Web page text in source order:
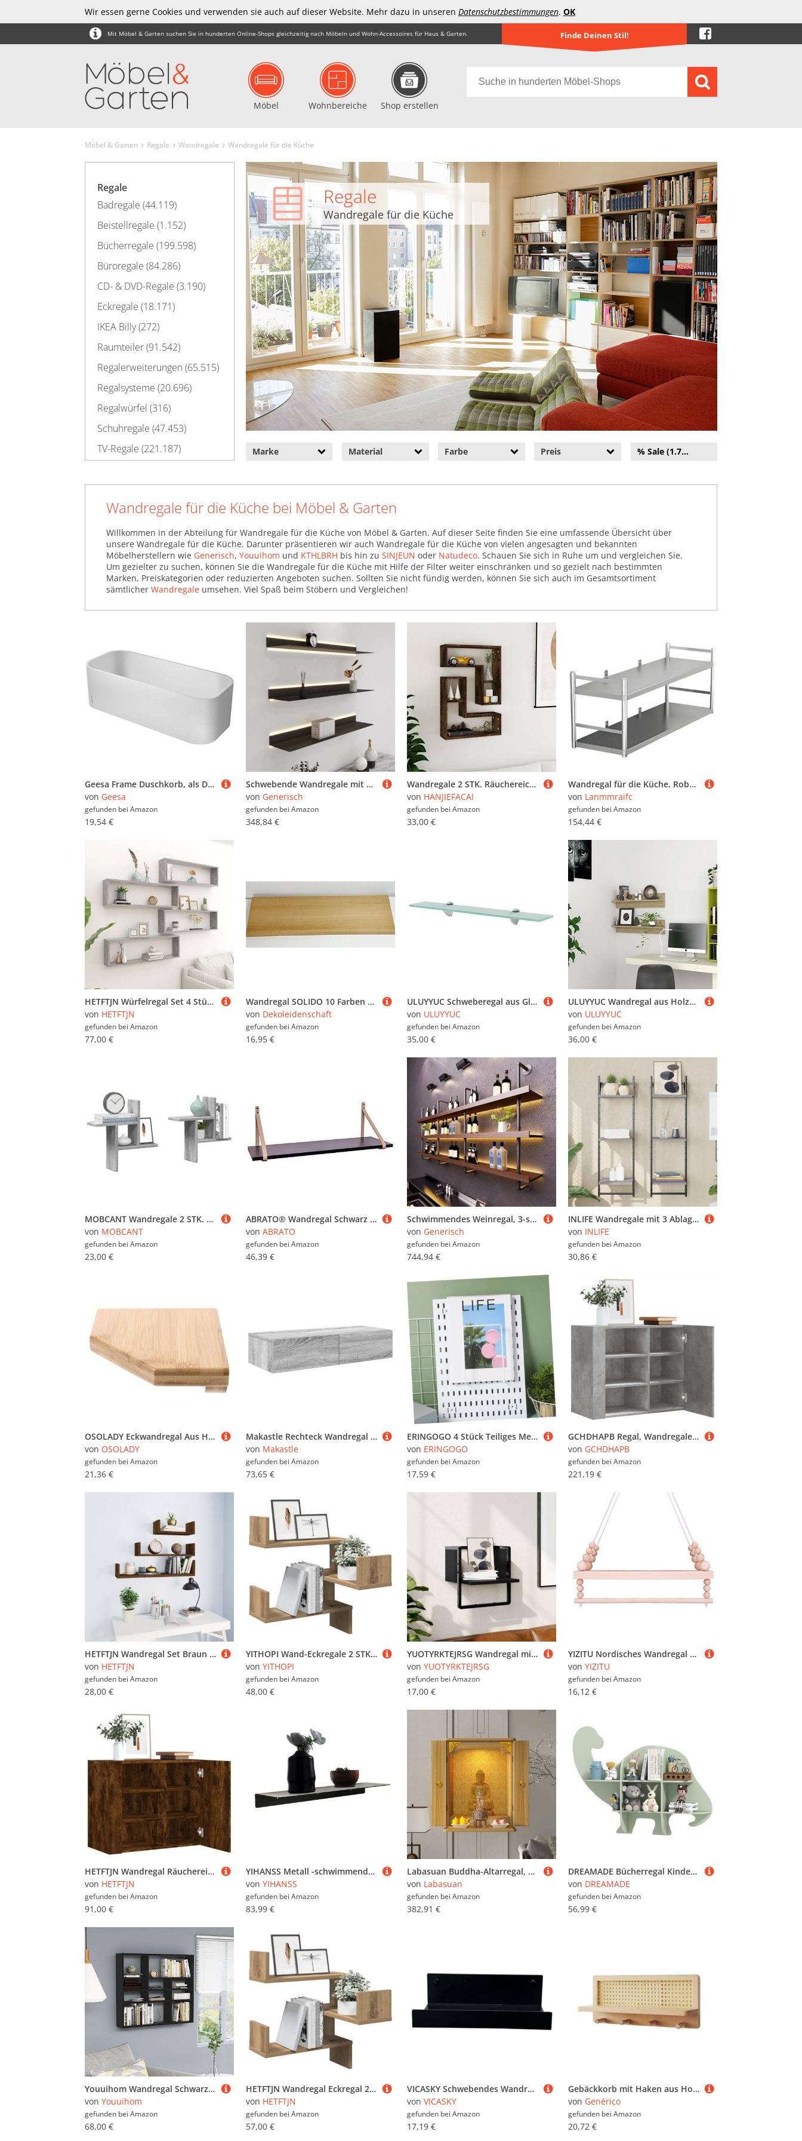
Wir essen gerne Cookies und verwenden sie auch auf dieser Website. Mehr dazu in unseren Datenschutzbestimmungen. OK
Mit Möbel & Garten suchen Sie in hunderten Online-Shops gleichzeitig nach Möbeln und Wohn-Accessoires für Haus & Garten. Finde Deinen Stil!
Möbel Wohnbereiche Shop erstellen
Möbel & Garten Regale Wandregale Wandregale für die Küche
Regale
Badregale (44.119)
Beistellregale (1.152)
Bücherregale (199.598)
Büroregale (84.286)
CD- & DVD-Regale (3.190)
Eckregale (18.171)
IKEA Billy (272)
Raumteiler (91.542)
Regalerweiterungen (65.515)
Regalsysteme (20.696)
Regalwürfel (316)
Schuhregale (47.453)
TV-Regale (221.187)
Schienen für Wandregale (57)
(77.669)
Weinregale (55.011)
Regale
Wandregale für die Küche
Marke Material Farbe Preis % Sale (1.783)
Wandregale für die Küche bei Möbel & Garten
Willkommen in der Abteilung für Wandregale für die Küche von Möbel & Garten. Auf dieser Seite finden Sie eine umfassende Übersicht über
unsere Wandregale für die Küche. Darunter präsentieren wir auch Wandregale für die Küche von vielen angesagten und bekannten
Möbelherstellern wie Generisch, Youuihom und KTHLBRH bis hin zu SINJEUN oder Natudeco. Schauen Sie sich in Ruhe um und vergleichen Sie.
Um gezielter zu suchen, können Sie die Wandregale für die Küche mit Hilfe der Filter weiter einschränken und so gezielt nach bestimmten
Marken, Preiskategorien oder reduzierten Angeboten suchen. Sollten Sie nicht fündig werden, können Sie sich auch im Gesamtsortiment
sämtlicher Wandregale umsehen. Viel Spaß beim Stöbern und Vergleichen!
Geesa Frame Duschkorb, als Duschablage oder Wandregal zu verwenden, Kunststoff, Farbe: Weiß, 250 x 80 x 110 mm
von Geesa
gefunden bei Amazon
19,54 €
Schwebende Wandregale mit eingebauter Beleuchtung für Bücher und Deko-Display im Wohnzimmer
von Generisch
gefunden bei Amazon
348,84 €
Wandregale 2 STK. Räuchereiche Holzwerkstoff 50x15x50 cm Wall Shelves Floating Shelves for Living Room Bedroom Storage Display Books Decor
von HANJIEFACAI
gefunden bei Amazon
33,00 €
Wandregal für die Küche, Robustes schwebendes Regal aus Edelstahl, 2-lagiger Organizer für Töpfe und Pfannen für Gewerbe, Restaurant, Hauswirtschaftsraum, Garage(80X30X55cm)
von Lanmmraifc
gefunden bei Amazon
154,44 €
HETFTJN Würfelregal Set 4 Stück Betongrau 100x15x30 cm aus Holzwerkstoff Schwebendes Wandregal für Bücher Deko und Pflanzen im Wohnzimmer Schlafzimmer oder Flur
von HETFTJN
gefunden bei Amazon
77,00 €
Wandregal SOLIDO 10 Farben 8 Größen, Regalboden Fachboden Regalbrett (buche, 100x20 cm)
von Dekoleidenschaft
gefunden bei Amazon
16,95 €
ULUYYUC Schweberegal aus Glas 60x20 cm mit 8 mm Stärke Schwebendes Wandregal Modernes Design für Wohnzimmer Bad und Schlafzimmer Tragkraft bis 10 kg
von ULUYYUC
gefunden bei Amazon
35,00 €
ULUYYUC Wandregal aus Holzwerkstoff 2 Stück Modernes Design 80 x 11,5 x 18 cm Stilvolle Ablage für Bücher Deko und Sammlerstücke Robustes Wandboard für Wohnzimmer Badezimmer und Küche
von ULUYYUC
gefunden bei Amazon
36,00 €
MOBCANT Wandregale 2 STK. Grau Sonoma 38x12x38 cm Holzwerkstoff, Bücherregal Wand Regalbrett Hängeregal Floating Shelves Verwendbar für Badezimmer Wohnzimmer Arbeitszimmer Waschküche
von MOBCANT
gefunden bei Amazon
23,00 €
ABRATO® Wandregal Schwarz 100x25x1,8 cm Schweberegal mit Ledergurten Aufhängung Beige
von ABRATO
gefunden bei Amazon
46,39 €
Schwimmendes Weinregal, 3-stöckiges Wandregal für Likörflaschen, platzsparende Aufbewahrungslösung für Hausbar und Esszimmer
von Generisch
gefunden bei Amazon
744,94 €
INLIFE Wandregale mit 3 Ablagen & Stangen 2 STK. Grau Sonoma,Möbel,Regalsysteme,Wandregale,Grau,8.4 KG,836261
von INLIFE
gefunden bei Amazon
30,86 €
OSOLADY Eckwandregal Aus Holz Für Wandmontage Schwebendes Design Dekoratives Wandregal Zum Organisieren Von Kleinigkeiten
von OSOLADY
gefunden bei Amazon
21,36 €
Makastle Rechteck Wandregal mit 2 Schubladen, Nachttisch Schwebende für Wohnzimmer Schlafzimmer, Tragkraft 60 kg, Grau Sonoma 80x33x17 cm Holzwerkstoff
von Makastle
gefunden bei Amazon
73,65 €
ERINGOGO 4 Stück Teiliges Metall Wandregal Pegboard Hakenleiste Wandhalterung Weiß für Vielseitige Aufbewahrung und Flexible Anordnung für Zuhause Büro Werkstatt
von ERINGOGO
gefunden bei Amazon
17,59 €
GCHDHAPB Regal, Wandregale & Ledges-Wandschrank, Betongrau, 75 x 35 x 60 cm, Holzwerkstoff
von GCHDHAPB
gefunden bei Amazon
221,19 €
HETFTJN Wandregal Set Braun Eichen-Optik Holzwerkstoff Schwebendes Regal mit U-Form Design 30 45 60 cm Maximale Belastbarkeit 40 kg für Wohnzimmer Küche und Badezimmer
von HETFTJN
gefunden bei Amazon
28,00 €
YITHOPI Wand-Eckregale 2 STK. Artisan-Eiche Regal für Deko Schwebendes Wandregal für Büro Wohnzimmer 40x40x49,5 Holzwerkstoff
von YITHOPI
gefunden bei Amazon
48,00 €
YUOTYRKTEJRSG Wandregal mit Stange Schwarz 30x25x30 cm Schwebendes Regal Wand Regale Wall Shelf Regalboden für Schlafzimmer Wohnzimmer Küche Arbeitszimmer
von YUOTYRKTEJRSG
gefunden bei Amazon
17,00 €
YIZITU Nordisches Wandregal aus Holz mit Kleiderständer, Bauernhaus, schwebende Regale, Bücherregal für Wohnheim, Wohnzimmer, Schlafzimmer
von YIZITU
gefunden bei Amazon
16,12 €
HETFTJN Wandregal Räuchereiche 75x 35 x 60 cm Holzwerkstoff mit 6 Fächern Wandmontage für Wohnzimmer Badezimmer und Küche
von HETFTJN
gefunden bei Amazon
91,00 €
YIHANSS Metall -schwimmende Regale - Wandregal für das Wall -Badezimmer für Dekor, Lagerung und Ausstellung im Schlafzimmer, Wohnzimmer, Büro, Küche, Flur und Dusche Caddy Organizer.
von YIHANSS
gefunden bei Amazon
83,99 €
Labasuan Buddha-Altarregal, Wandregal, Statuenständer, Opfertisch, Buddha-Tempelschrein aus Holz mit Türen, chinesische Fengshui-Statuenvitrine(Wood,19.7 * 14.2 * 26in)
von Labasuan
gefunden bei Amazon
382,91 €
DREAMADE Bücherregal Kinder Wand, Dinosaurier Wandregal für Bücher Spielzeuge, Kinder Regal Kinderzimmer aus Holz, Kinderregal mit 6 Fächern für Kinderzimmer 105,5 x 16 x 78,5 cm
von DREAMADE
gefunden bei Amazon
56,99 €
Youuihom Wandregal Schwarz Holzwerkstoff 90x16x78 cm mit 10 offenen Fächern für Bücher Deko und Pflanzen im Wohnzimmer Bad oder Küche
von Youuihom
gefunden bei Amazon
68,00 €
HETFTJN Wandregal Eckregal 2 Stück Artisan Eiche Holzwerkstoff 40x40x49.5 cm Platzsparendes Design für Wohnzimmer Schlafzimmer und Badezimmer
von HETFTJN
gefunden bei Amazon
57,00 €
VICASKY Schwebendes Wandregal mit Lippe aus Robustem Metall Platzsparend und Vielseitig für Küche Wohnzimmer Büro Modernes Nordisches Design Praktische Aufbewahrungslösung
von VICASKY
gefunden bei Amazon
17,19 €
Gebäckkorb mit Haken aus Holz, dekoratives Wandregal mit Haken, Bauernhof-Wandregal, Mehrzweck-Wandregal für Büro, Schlüssel, Mäntel und
von Genérico
gefunden bei Amazon
20,72 €